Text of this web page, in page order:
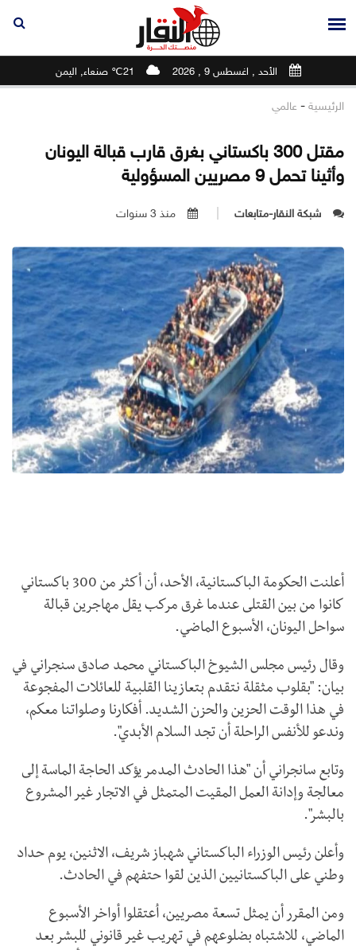
الأحد , اغسطس 9 , 2026 21℃ صنعاء, اليمن
الرئيسية - عالمي
مقتل 300 باكستاني بغرق قارب قبالة اليونان
وأثينا تحمل 9 مصريين المسؤولية
شبكة النقار-متابعات منذ 3 سنوات
أعلنت الحكومة الباكستانية، الأحد، أن أكثر من 300 باكستاني
كانوا من بين القتلى عندما غرق مركب يقل مهاجرين قبالة
سواحل اليونان، الأسبوع الماضي.
وقال رئيس مجلس الشيوخ الباكستاني محمد صادق سنجراني في
بيان: "بقلوب مثقلة نتقدم بتعازينا القلبية للعائلات المفجوعة
في هذا الوقت الحزين والحزن الشديد. أفكارنا وصلواتنا معكم،
وندعو للأنفس الراحلة أن تجد السلام الأبدي".
وتابع سانجراني أن "هذا الحادث المدمر يؤكد الحاجة الماسة إلى
معالجة وإدانة العمل المقيت المتمثل في الاتجار غير المشروع
بالبشر".
وأعلن رئيس الوزراء الباكستاني شهباز شريف، الاثنين، يوم حداد
وطني على الباكستانيين الذين لقوا حتفهم في الحادث.
ومن المقرر أن يمثل تسعة مصريين، اُعتقلوا أواخر الأسبوع
الماضي، للاشتباه بضلوعهم في تهريب غير قانوني للبشر بعد